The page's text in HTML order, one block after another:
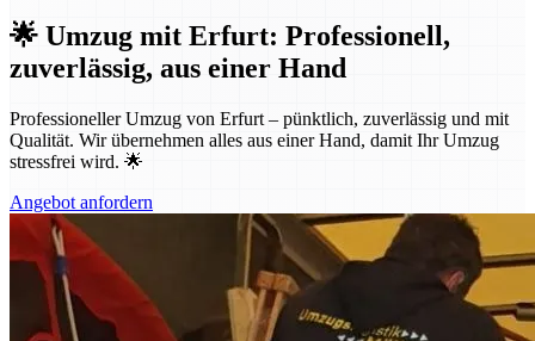
🌟 Umzug mit Erfurt: Professionell,
zuverlässig, aus einer Hand
Professioneller Umzug von Erfurt – pünktlich, zuverlässig und mit
Qualität. Wir übernehmen alles aus einer Hand, damit Ihr Umzug
stressfrei wird. 🌟
Angebot anfordern